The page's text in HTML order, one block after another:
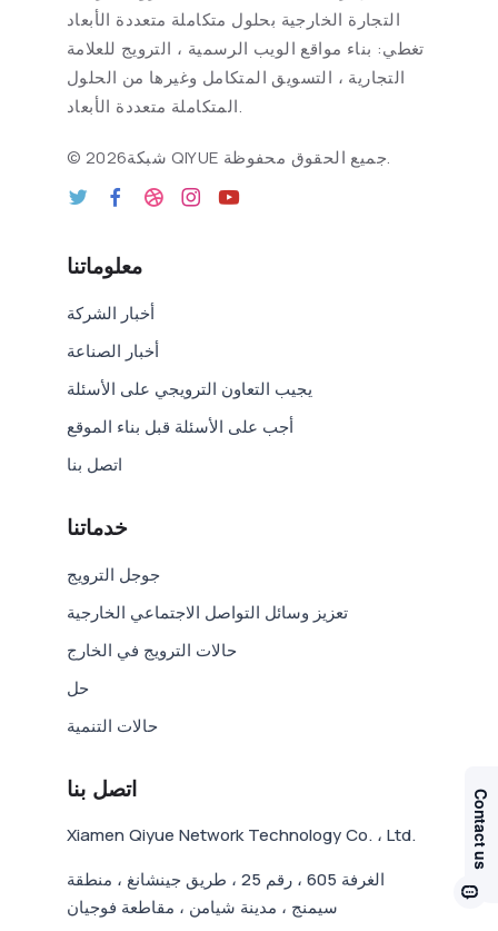
التجارة الخارجية بحلول متكاملة متعددة الأبعاد
تغطي: بناء مواقع الويب الرسمية ، الترويج للعلامة
التجارية ، التسويق المتكامل وغيرها من الحلول
المتكاملة متعددة الأبعاد.
© 2026شبكة QIYUE جميع الحقوق محفوظة.
معلوماتنا
أخبار الشركة
أخبار الصناعة
يجيب التعاون الترويجي على الأسئلة
أجب على الأسئلة قبل بناء الموقع
اتصل بنا
خدماتنا
جوجل الترويج
تعزيز وسائل التواصل الاجتماعي الخارجية
حالات الترويج في الخارج
حل
حالات التنمية
اتصل بنا
Xiamen Qiyue Network Technology Co. ، Ltd.
الغرفة 605 ، رقم 25 ، طريق جينشانغ ، منطقة
سيمنج ، مدينة شيامن ، مقاطعة فوجيان